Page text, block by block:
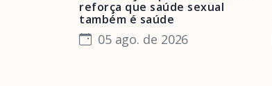
reforça que saúde sexual
também é saúde
05 ago. de 2026